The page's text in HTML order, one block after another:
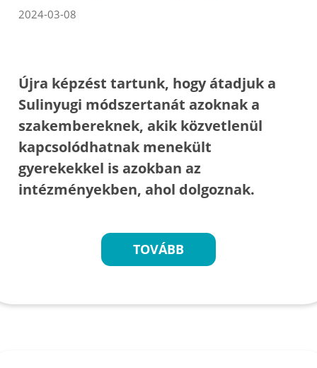
2024-03-08
Újra képzést tartunk, hogy átadjuk a
Sulinyugi módszertanát azoknak a
szakembereknek, akik közvetlenül
kapcsolódhatnak menekült
gyerekekkel is azokban az
intézményekben, ahol dolgoznak.
TOVÁBB